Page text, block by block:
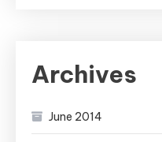
Archives
June 2014